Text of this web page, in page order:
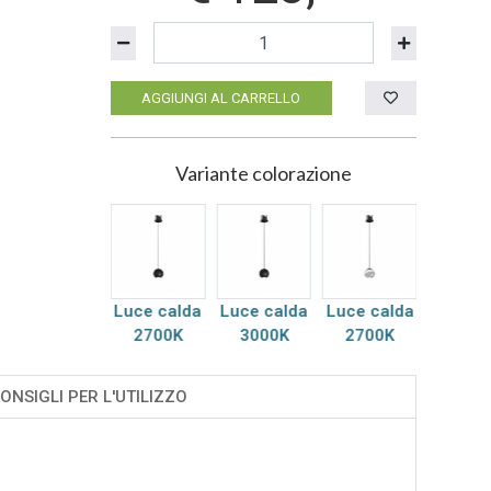
AGGIUNGI AL CARRELLO
Variante colorazione
Luce calda
2700K
Luce calda
3000K
Luce calda
2700K
PER L'UTILIZZO